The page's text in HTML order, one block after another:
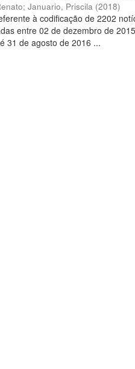
;Januario, Priscila (2018)
à codificação de 2202
entre 02 de dezembro de
31 de agosto de 2016 ...